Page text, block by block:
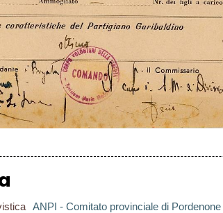
ANPI - Comitato provinciale di Pordenone